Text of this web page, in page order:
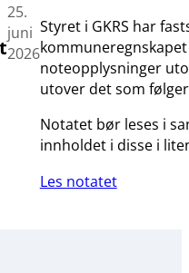
25.
juni
2026
Styret i GKRS har
noteopplysninger
utover det som
Notatet bør leses i
innholdet i disse i
Les notatet